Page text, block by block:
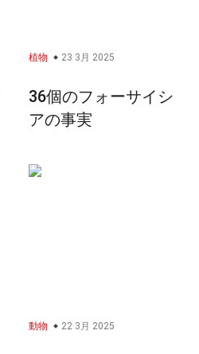
植物 23 3月 2025
36個のフォーサイシ
アの事実
動物 22 3月 2025